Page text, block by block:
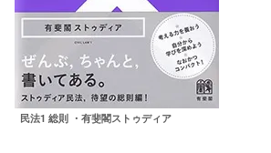
民法1 総則 ・有斐閣ストゥディア